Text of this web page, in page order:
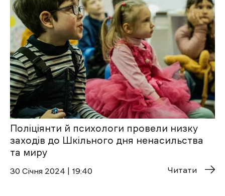
Поліціянти й психологи провели низку
заходів до Шкільного дня ненасильства
та миру
30 Січня 2024 | 19:40 Читати